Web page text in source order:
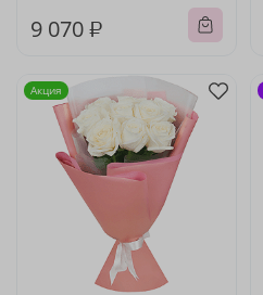
9 070 ₽
Акция